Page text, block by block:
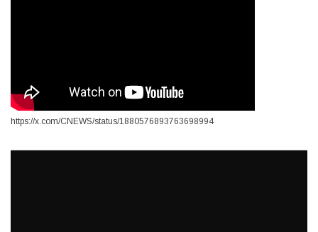
https://x.com/CNEWS/status/1880576893763698994